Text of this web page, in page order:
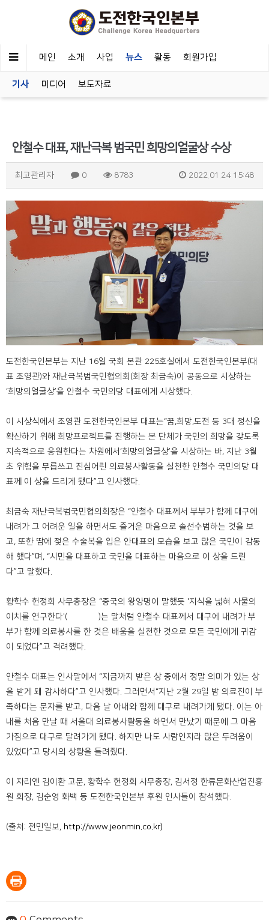
메인 소개 사업 뉴스 활동 회원가입
기사 미디어 보도자료
안철수 대표, 재난극복 범국민 희망의얼굴상 수상
최고관리자 0 8783 2022.01.24 15:48
도전한국인본부는 지난 16일 국회 본관 225호실에서 도전한국인본부(대
표 조영관)와 재난극복범국민협의회(회장 최금숙)이 공동으로 시상하는
‘희망의얼굴상’을 안철수 국민의당 대표에게 시상했다.
이 시상식에서 조영관 도전한국인본부 대표는“꿈,희망,도전 등 3대 정신을
확산하기 위해 희망프로젝트를 진행하는 본 단체가 국민의 희망을 갖도록
지속적으로 응원한다는 차원에서‘희망의얼굴상’을 시상하는 바, 지난 3월
초 위험을 무릅쓰고 진심어린 의료봉사활동을 실천한 안철수 국민의당 대
표께 이 상을 드리게 됐다”고 인사했다.
최금숙 재난극복범국민협의회장은 “안철수 대표께서 부부가 함께 대구에
내려가 그 어려운 일을 하면서도 즐거운 마음으로 솔선수범하는 것을 보
고, 또한 땀에 젖은 수술복을 입은 안대표의 모습을 보고 많은 국민이 감동
해 했다”며, “시민을 대표하고 국민을 대표하는 마음으로 이 상을 드린
다”고 말했다.
황학수 헌정회 사무총장은 “중국의 왕양명이 말했듯 '지식을 넓혀 사물의
이치를 연구한다'(致知格物)는 말처럼 안철수 대표께서 대구에 내려가 부
부가 함께 의료봉사를 한 것은 배움을 실천한 것으로 모든 국민에게 귀감
이 되었다”고 격려했다.
안철수 대표는 인사말에서 “지금까지 받은 상 중에서 정말 의미가 있는 상
을 받게 돼 감사하다”고 인사했다. 그러면서“지난 2월 29일 밤 의료진이 부
족하다는 문자를 받고, 다음 날 아내와 함께 대구로 내려가게 됐다. 이는 아
내를 처음 만날 때 서울대 의료봉사활동을 하면서 만났기 때문에 그 마음
가짐으로 대구로 달려가게 됐다. 하지만 나도 사람인지라 많은 두려움이
있었다”고 당시의 상황을 들려줬다.
이 자리엔 김이환 고문, 황학수 헌정회 사무총장, 김서정 한류문화산업진흥
원 회장, 김순영 화백 등 도전한국인본부 후원 인사들이 참석했다.
(출처: 전민일보, http://www.jeonmin.co.kr)